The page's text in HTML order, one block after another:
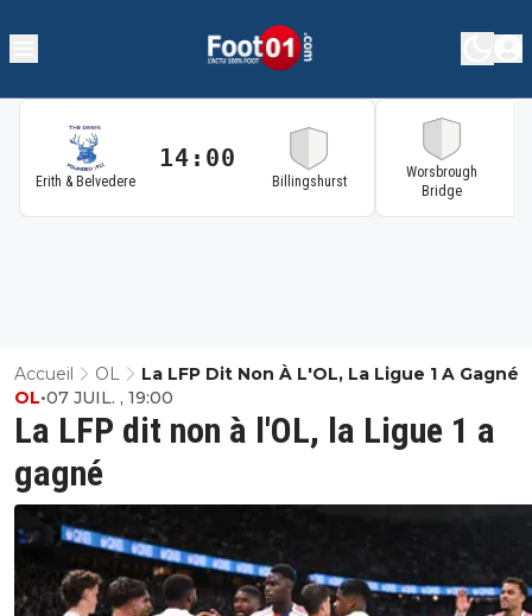
Erith & Belvedere
14:00
Billingshurst
Worsbrough
Bridge
Accueil OL La LFP Dit Non À L'OL, La Ligue 1 A Gagné
La LFP dit non à l'OL, la Ligue 1 a
gagné
OL•07 JUIL. , 19:00